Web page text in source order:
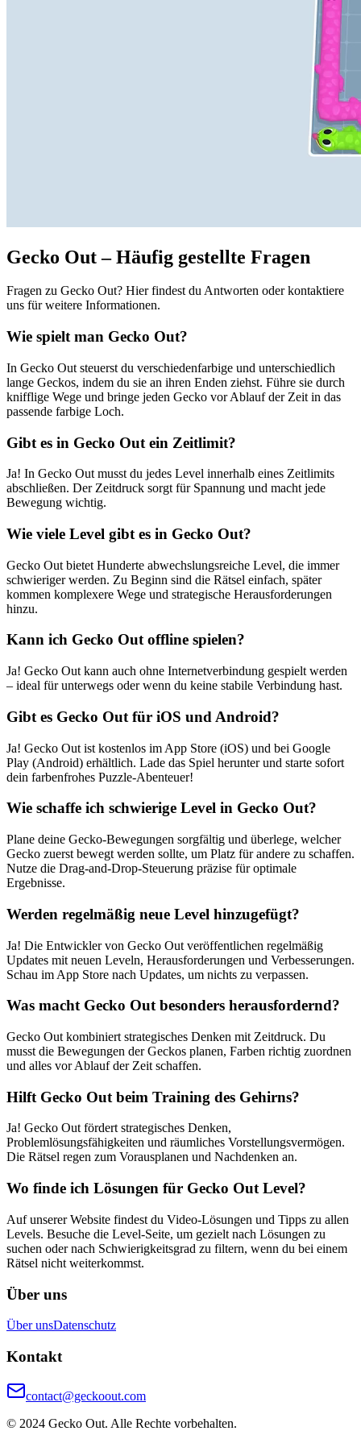
Gecko Out – Häufig gestellte Fragen
Fragen zu Gecko Out? Hier findest du Antworten oder kontaktiere
uns für weitere Informationen.
Wie spielt man Gecko Out?
In Gecko Out steuerst du verschiedenfarbige und unterschiedlich
lange Geckos, indem du sie an ihren Enden ziehst. Führe sie durch
knifflige Wege und bringe jeden Gecko vor Ablauf der Zeit in das
passende farbige Loch.
Gibt es in Gecko Out ein Zeitlimit?
Ja! In Gecko Out musst du jedes Level innerhalb eines Zeitlimits
abschließen. Der Zeitdruck sorgt für Spannung und macht jede
Bewegung wichtig.
Wie viele Level gibt es in Gecko Out?
Gecko Out bietet Hunderte abwechslungsreiche Level, die immer
schwieriger werden. Zu Beginn sind die Rätsel einfach, später
kommen komplexere Wege und strategische Herausforderungen
hinzu.
Kann ich Gecko Out offline spielen?
Ja! Gecko Out kann auch ohne Internetverbindung gespielt werden
– ideal für unterwegs oder wenn du keine stabile Verbindung hast.
Gibt es Gecko Out für iOS und Android?
Ja! Gecko Out ist kostenlos im App Store (iOS) und bei Google
Play (Android) erhältlich. Lade das Spiel herunter und starte sofort
dein farbenfrohes Puzzle-Abenteuer!
Wie schaffe ich schwierige Level in Gecko Out?
Plane deine Gecko-Bewegungen sorgfältig und überlege, welcher
Gecko zuerst bewegt werden sollte, um Platz für andere zu schaffen.
Nutze die Drag-and-Drop-Steuerung präzise für optimale
Ergebnisse.
Werden regelmäßig neue Level hinzugefügt?
Ja! Die Entwickler von Gecko Out veröffentlichen regelmäßig
Updates mit neuen Leveln, Herausforderungen und Verbesserungen.
Schau im App Store nach Updates, um nichts zu verpassen.
Was macht Gecko Out besonders herausfordernd?
Gecko Out kombiniert strategisches Denken mit Zeitdruck. Du
musst die Bewegungen der Geckos planen, Farben richtig zuordnen
und alles vor Ablauf der Zeit schaffen.
Hilft Gecko Out beim Training des Gehirns?
Ja! Gecko Out fördert strategisches Denken,
Problemlösungsfähigkeiten und räumliches Vorstellungsvermögen.
Die Rätsel regen zum Vorausplanen und Nachdenken an.
Wo finde ich Lösungen für Gecko Out Level?
Auf unserer Website findest du Video-Lösungen und Tipps zu allen
Levels. Besuche die Level-Seite, um gezielt nach Lösungen zu
suchen oder nach Schwierigkeitsgrad zu filtern, wenn du bei einem
Rätsel nicht weiterkommst.
Über uns
Über unsDatenschutz
Kontakt
contact@geckoout.com
© 2024 Gecko Out. Alle Rechte vorbehalten.